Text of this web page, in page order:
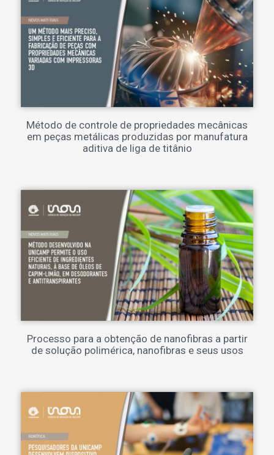
Método de controle de propriedades mecânicas
em peças metálicas produzidas por manufatura
aditiva de liga de titânio
Processo para a obtenção de nanofibras a partir
de solução polimérica, nanofibras e seus usos